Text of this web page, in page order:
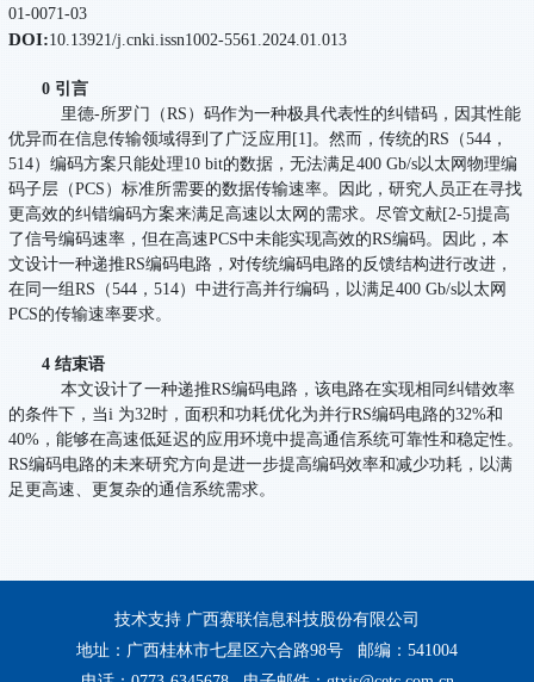
01-0071-03
DOI:10.13921/j.cnki.issn1002-5561.2024.01.013
0 引言
里德-所罗门（RS）码作为一种极具代表性的纠错码，因其性能
优异而在信息传输领域得到了广泛应用[1]。然而，传统的RS（544，
514）编码方案只能处理10 bit的数据，无法满足400 Gb/s以太网物理编
码子层（PCS）标准所需要的数据传输速率。因此，研究人员正在寻找
更高效的纠错编码方案来满足高速以太网的需求。尽管文献[2-5]提高
了信号编码速率，但在高速PCS中未能实现高效的RS编码。因此，本
文设计一种递推RS编码电路，对传统编码电路的反馈结构进行改进，
在同一组RS（544，514）中进行高并行编码，以满足400 Gb/s以太网
PCS的传输速率要求。
4 结束语
本文设计了一种递推RS编码电路，该电路在实现相同纠错效率
的条件下，当i 为32时，面积和功耗优化为并行RS编码电路的32%和
40%，能够在高速低延迟的应用环境中提高通信系统可靠性和稳定性。
RS编码电路的未来研究方向是进一步提高编码效率和减少功耗，以满
足更高速、更复杂的通信系统需求。
技术支持 广西赛联信息科技股份有限公司
地址：广西桂林市七星区六合路98号 邮编：541004